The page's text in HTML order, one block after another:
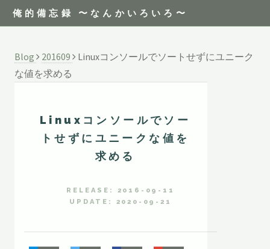
俺的備忘録 〜なんかいろいろ〜
Blog 201609
Linuxコンソールでソートせずにユニーク
な値を求める
Linuxコンソールでソー
トせずにユニークな値を
求める
RELEASE: 2016-09-11
UPDATE: 2020-09-21